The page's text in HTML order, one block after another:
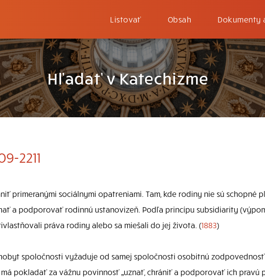
Listovať Obsah Dokumenty
Hľadať v Katechizme
2211
primeranými sociálnymi opatreniami. Tam, kde rodiny nie sú schopné
a podporovať rodinnú ustanovizeň. Podľa princípu subsidiarity
práva rodiny alebo sa miešali do jej života. (1883)
spoločnosti vyžaduje od samej spoločnosti osobitnú
pokladať za vážnu povinnosť „uznať, chrániť a podporovať ich pravú